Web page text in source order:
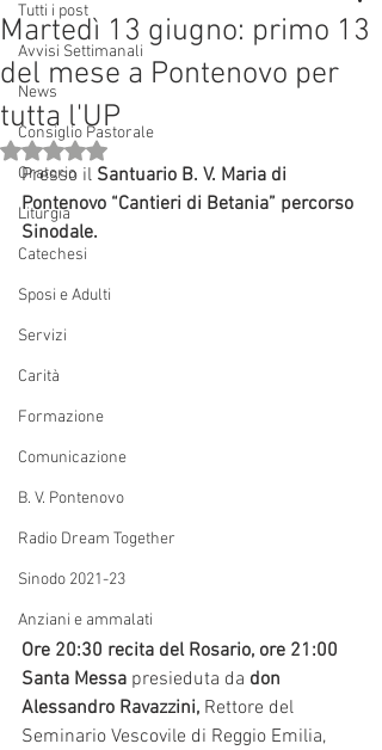
Tutti i post
Avvisi Settimanali
News
Consiglio Pastorale
Oratorio
Liturgia
Catechesi
Sposi e Adulti
Servizi
Carità
Formazione
Comunicazione
B. V. Pontenovo
Radio Dream Together
Sinodo 2021-23
Anziani e ammalati
Martedì 13 giugno: primo 13
del mese a Pontenovo per
tutta l'UP
Valutazione NaN stelle su 5.
Presso il Santuario B. V. Maria di
Pontenovo “Cantieri di Betania” percorso
Sinodale.
Ore 20:30 recita del Rosario, ore 21:00
Santa Messa presieduta da don
Alessandro Ravazzini, Rettore del
Seminario Vescovile di Reggio Emilia,